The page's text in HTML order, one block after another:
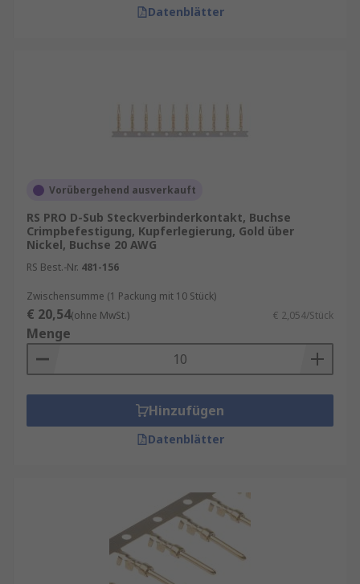
Verarbeitungsmethode.
: Setzen Sie auf
Sub-Steckverbindernan.
Datenblätter
Vorübergehend ausverkauft
RS PRO D-Sub Steckverbinderkontakt, Buchse
Crimpbefestigung, Kupferlegierung, Gold über
Nickel, Buchse 20 AWG
RS Best.-Nr. 481-156
Zwischensumme (1 Packung mit 10 Stück)
€ 20,54(ohne MwSt.) € 2,054/Stück
Menge
Hinzufügen
Datenblätter